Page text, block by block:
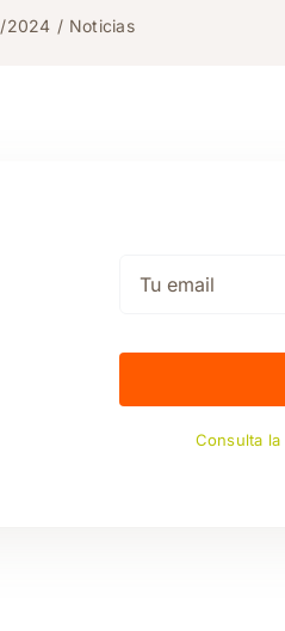
2024 / Noticias
Consulta la